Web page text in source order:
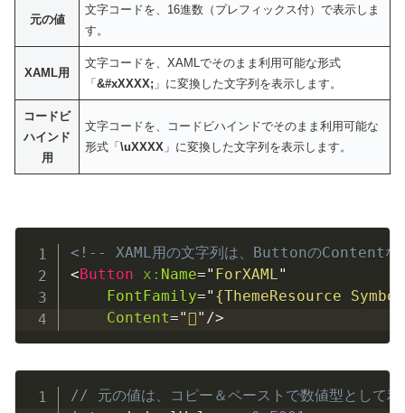
元の値
文字コードを、16進数（プレフィックス付）で表示しま
す。
XAML用
文字コードを、XAMLでそのまま利用可能な形式
「&#xXXXX; 」に変換した文字列を表示します。
コードビ
ハインド
用
文字コードを、コードビハインドでそのまま利用可能な
形式「\uXXXX 」に変換した文字列を表示します。
<!-- XAML用の文字列は、ButtonのContentな
<Button x: Name=" ForXAML "
FontFamily=" {ThemeResource
Content="" />
// 元の値は、コピー＆ペーストで数値型として利
Copy